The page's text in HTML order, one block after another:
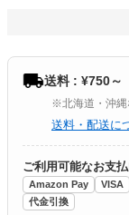
送料 : ¥750～
※北海道・沖縄
送料・配送に
ご利用可能なお支
Amazon Pay VISA
代金引換